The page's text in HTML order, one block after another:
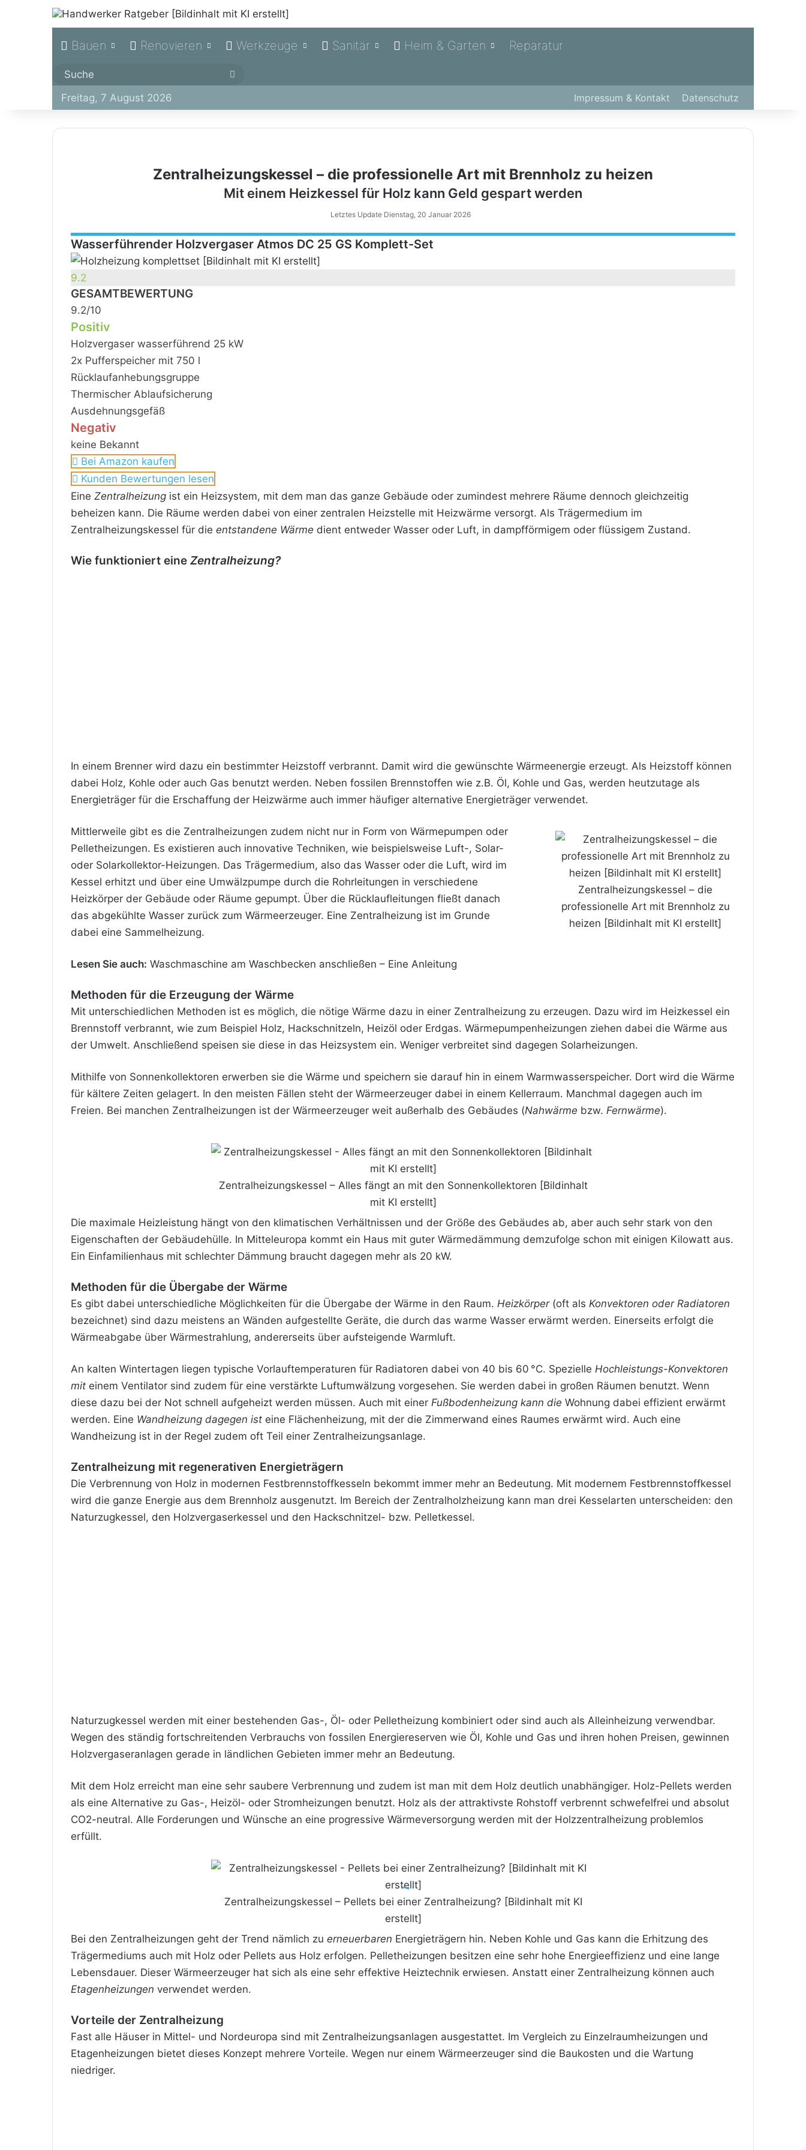
Bauen Renovieren Werkzeuge Sanitär Heim & Garten Reparatur
Freitag, 7 August 2026 Impressum & Kontakt Datenschutz
Zentralheizungskessel – die professionelle Art mit Brennholz zu heizen
Mit einem Heizkessel für Holz kann Geld gespart werden
Letztes Update Dienstag, 20 Januar 2026
Wasserführender Holzvergaser Atmos DC 25 GS Komplett-Set
9.2
GESAMTBEWERTUNG
9.2/10
Positiv
Holzvergaser wasserführend 25 kW
2x Pufferspeicher mit 750 l
Rücklaufanhebungsgruppe
Thermischer Ablaufsicherung
Ausdehnungsgefäß
Negativ
keine Bekannt
Bei Amazon kaufen
Kunden Bewertungen lesen
Eine Zentralheizung ist ein Heizsystem, mit dem man das ganze Gebäude oder zumindest mehrere Räume dennoch gleichzeitig
beheizen kann. Die Räume werden dabei von einer zentralen Heizstelle mit Heizwärme versorgt. Als Trägermedium im
Zentralheizungskessel für die entstandene Wärme dient entweder Wasser oder Luft, in dampfförmigem oder flüssigem Zustand.
Wie funktioniert eine Zentralheizung?
In einem Brenner wird dazu ein bestimmter Heizstoff verbrannt. Damit wird die gewünschte Wärmeenergie erzeugt. Als Heizstoff können
dabei Holz, Kohle oder auch Gas benutzt werden. Neben fossilen Brennstoffen wie z.B. Öl, Kohle und Gas, werden heutzutage als
Energieträger für die Erschaffung der Heizwärme auch immer häufiger alternative Energieträger verwendet.
Zentralheizungskessel – die
professionelle Art mit Brennholzzu
heizen [Bildinhalt mit KI erstellt]
Mittlerweile gibt es die Zentralheizungen zudem nicht nur in Form von Wärmepumpen oder
Pelletheizungen. Es existieren auch innovative Techniken, wie beispielsweise Luft-, Solar-
oder Solarkollektor-Heizungen. Das Trägermedium, also das Wasser oder die Luft, wird im
Kessel erhitzt und über eine Umwälzpumpe durch die Rohrleitungen in verschiedene
Heizkörper der Gebäude oder Räume gepumpt. Über die Rücklaufleitungen fließt danach
das abgekühlte Wasser zurück zum Wärmeerzeuger. Eine Zentralheizung ist im Grunde
dabei eine Sammelheizung.
Lesen Sie auch: Waschmaschine am Waschbecken anschließen – Eine Anleitung
Methoden für die Erzeugung der Wärme
Mit unterschiedlichen Methoden ist es möglich, die nötige Wärme dazu in einer Zentralheizung zu erzeugen. Dazu wird im Heizkessel ein
Brennstoff verbrannt, wie zum Beispiel Holz, Hackschnitzeln, Heizöl oder Erdgas. Wärmepumpenheizungen ziehen dabei die Wärme aus
der Umwelt. Anschließend speisen sie diese in das Heizsystem ein. Weniger verbreitet sind dagegen Solarheizungen.
Mithilfe von Sonnenkollektoren erwerben sie die Wärme und speichern sie darauf hin in einem Warmwasserspeicher. Dort wird die Wärme
für kältere Zeiten gelagert. In den meisten Fällen steht der Wärmeerzeuger dabei in einem Kellerraum. Manchmal dagegen auch im
Freien. Bei manchen Zentralheizungen ist der Wärmeerzeuger weit außerhalb des Gebäudes (Nahwärme bzw. Fernwärme).
Zentralheizungskessel – Alles fängt an mit den Sonnenkollektoren [Bildinhalt
mit KI erstellt]
Die maximale Heizleistung hängt von den klimatischen Verhältnissen und der Größe des Gebäudes ab, aber auch sehr stark von den
Eigenschaften der Gebäudehülle. In Mitteleuropa kommt ein Haus mit guter Wärmedämmung demzufolge schon mit einigen Kilowatt aus.
Ein Einfamilienhaus mit schlechter Dämmung braucht dagegen mehr als 20 kW.
Methoden für die Übergabe der Wärme
Es gibt dabei unterschiedliche Möglichkeiten für die Übergabe der Wärme in den Raum. Heizkörper(oft als Konvektoren oder Radiatoren
bezeichnet) sind dazu meistens an Wänden aufgestellte Geräte, die durch das warme Wasser erwärmt werden. Einerseits erfolgt die
Wärmeabgabe über Wärmestrahlung, andererseits über aufsteigende Warmluft.
An kalten Wintertagen liegen typische Vorlauftemperaturen für Radiatoren dabei von 40 bis 60 °C. Spezielle Hochleistungs-Konvektoren
mit einem Ventilator sind zudem für eine verstärkte Luftumwälzung vorgesehen. Sie werden dabei in großen Räumen benutzt. Wenn
diese dazu bei der Not schnell aufgeheizt werden müssen. Auch mit einer Fußbodenheizung kann die Wohnung dabei effizient erwärmt
werden. Eine Wandheizung dagegen ist eine Flächenheizung, mit der die Zimmerwand eines Raumes erwärmt wird. Auch eine
Wandheizung ist in der Regel zudem oft Teil einer Zentralheizungsanlage.
Zentralheizung mit regenerativen Energieträgern
Die Verbrennung von Holz in modernen Festbrennstoffkesseln bekommt immer mehr an Bedeutung. Mit modernem Festbrennstoffkessel
wird die ganze Energie aus dem Brennholz ausgenutzt. Im Bereich der Zentralholzheizung kann man drei Kesselarten unterscheiden: den
Naturzugkessel, den Holzvergaserkessel und den Hackschnitzel- bzw. Pelletkessel.
Naturzugkessel werden mit einer bestehenden Gas-, Öl- oder Pelletheizung kombiniert oder sind auch als Alleinheizung verwendbar.
Wegen des ständig fortschreitenden Verbrauchs von fossilen Energiereserven wie Öl, Kohle und Gas und ihren hohen Preisen, gewinnen
Holzvergaseranlagen gerade in ländlichen Gebieten immer mehr an Bedeutung.
Mit dem Holz erreicht man eine sehr saubere Verbrennung und zudem ist man mit dem Holz deutlich unabhängiger. Holz-Pellets werden
als eine Alternative zu Gas-, Heizöl- oder Stromheizungen benutzt. Holz als der attraktivste Rohstoff verbrennt schwefelfrei und absolut
CO2-neutral. Alle Forderungen und Wünsche an eine progressive Wärmeversorgung werden mit der Holzzentralheizung problemlos
erfüllt.
Zentralheizungskessel – Pellets bei einer Zentralheizung? [Bildinhalt mit KI
erstellt]
Bei den Zentralheizungen geht der Trend nämlich zu erneuerbaren Energieträgern hin. Neben Kohle und Gas kann die Erhitzung des
Trägermediums auch mit Holz oder Pellets aus Holz erfolgen. Pelletheizungen besitzen eine sehr hohe Energieeffizienz und eine lange
Lebensdauer. Dieser Wärmeerzeuger hat sich als eine sehr effektive Heiztechnik erwiesen. Anstatt einer Zentralheizung können auch
Etagenheizungen verwendet werden.
Vorteile der Zentralheizung
Fast alle Häuser in Mittel- und Nordeuropa sind mit Zentralheizungsanlagen ausgestattet. Im Vergleich zu Einzelraumheizungen und
Etagenheizungen bietet dieses Konzept mehrere Vorteile. Wegen nur einem Wärmeerzeuger sind die Baukosten und die Wartung
niedriger.